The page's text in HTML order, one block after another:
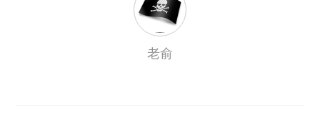
老俞